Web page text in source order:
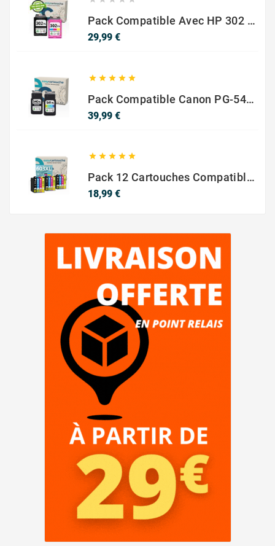
Pack Compatible Avec HP 302 XL Noir Et Couleur - SANS NIVEAU ENCRE
29,99 €Prix
    
Pack Compatible Canon PG-540 XL / CL-541 XL – Noir & Couleur – Haute Capacité
39,99 €Prix
    
Pack 12 Cartouches Compatible EPSON 603XL
18,99 €Prix